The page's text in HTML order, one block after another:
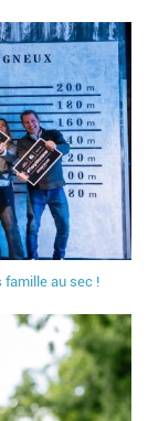
famille au sec !